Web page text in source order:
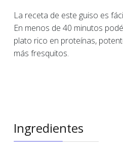
La receta de este guiso es
En menos de 40 minutos
plato rico en proteínas,
más fresquitos.
Ingredientes